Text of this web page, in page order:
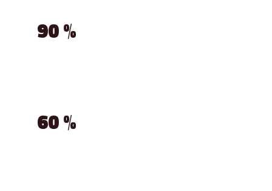
90 %
60 %